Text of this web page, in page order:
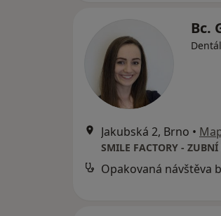
Bc.
Jakubská 2, Brno •
SMILE FACTORY -